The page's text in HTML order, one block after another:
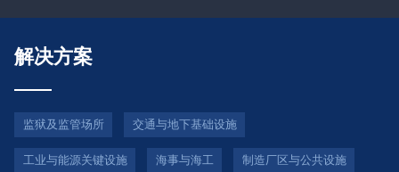
解决方案
监狱及监管场所 交通与地下基础设施
工业与能源关键设施 海事与海工 制造厂区与公共设施